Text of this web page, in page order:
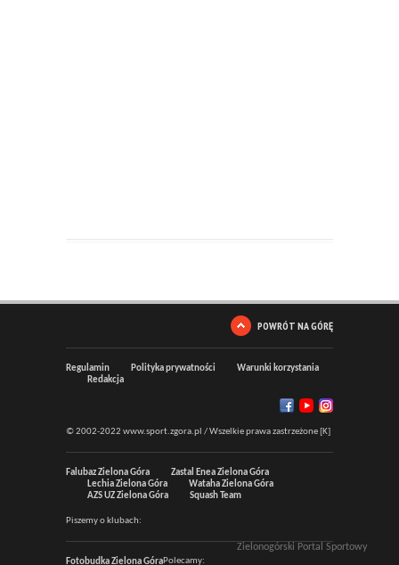
POWRÓT NA GÓRĘ
Regulamin Polityka prywatności
Warunki korzystania
Redakcja
© 2002-2022 www.sport.zgora.pl / Wszelkie prawa zastrzeżone [K]
Falubaz Zielona Góra
Zastal Enea Zielona Góra
Lechia Zielona Góra
Wataha Zielona Góra
AZS UZ Zielona Góra
Squash Team
Piszemy o klubach:
Fotobudka Zielona GóraPolecamy:
Zielonogórski Portal Sportowy